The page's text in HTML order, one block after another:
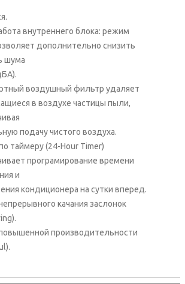
внутреннего блока: режим
дополнительно снизить
шума
воздушный фильтр удаляет
в воздухе частицы пыли,
подачу чистого воздуха.
таймеру (24-Hour Timer)
програмирование времени
и
кондиционера на сутки вперед.
качания заслонок
производительности